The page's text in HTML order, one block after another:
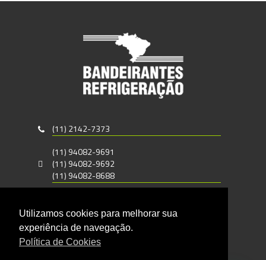
(11) 2142-7373
(11) 94082-9691
(11) 94082-9692
(11) 94082-8688
Rua Carlos Gomes, 690
Santo Amaro - CEP : 04743-050
São Paulo - SP
Utilizamos cookies para melhorar sua
experiência de navegação.
Política de Cookies